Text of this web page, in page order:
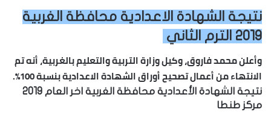
نتيجة الشهادة الاعدادية محافظة الغربية
2019 الترم الثاني
وأعلن محمد فاروق، وكيل وزارة التربية والتعليم بالغربية، أنه تم
الانتهاء من أعمال تصحيح أوراقالشهادة الاعداديةبنسبة 100%.
نتيجة الشهادة الأعدادية محافظة الغربية اخر العام 2019
مركز طنطا‏